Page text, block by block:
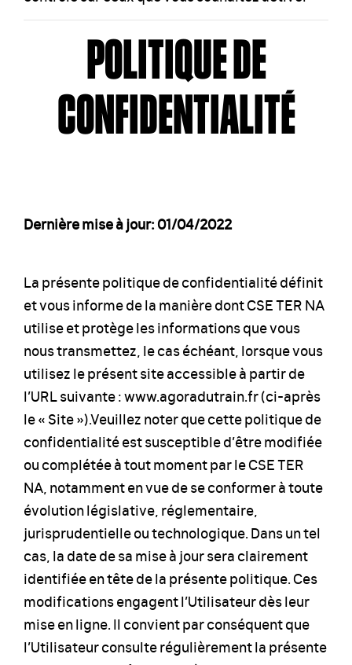
POLITIQUE DE
CONFIDENTIALITÉ
Dernière mise à jour: 01/04/2022
La présente politique de confidentialité définit
et vous informe de la manière dont CSE TER NA
utilise et protège les informations que vous
nous transmettez, le cas échéant, lorsque vous
utilisez le présent site accessible à partir de
l’URL suivante : www.agoradutrain.fr (ci-après
le « Site »).Veuillez noter que cette politique de
confidentialité est susceptible d’être modifiée
ou complétée à tout moment par le CSE TER
NA, notamment en vue de se conformer à toute
évolution législative, réglementaire,
jurisprudentielle ou technologique. Dans un tel
cas, la date de sa mise à jour sera clairement
identifiée en tête de la présente politique. Ces
modifications engagent l’Utilisateur dès leur
mise en ligne. Il convient par conséquent que
l’Utilisateur consulte régulièrement la présente